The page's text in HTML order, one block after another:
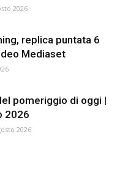
2026
replica puntata 6
Mediaset
pomeriggio di oggi |
2026
2026